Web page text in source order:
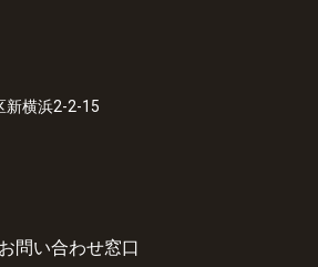
新横浜2-2-15
問い合わせ窓口